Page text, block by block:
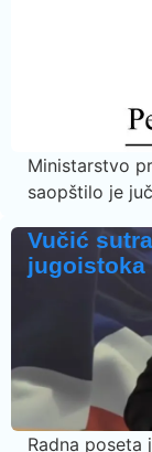
Ministarstvo
saopštilo je
Vučić
Radna